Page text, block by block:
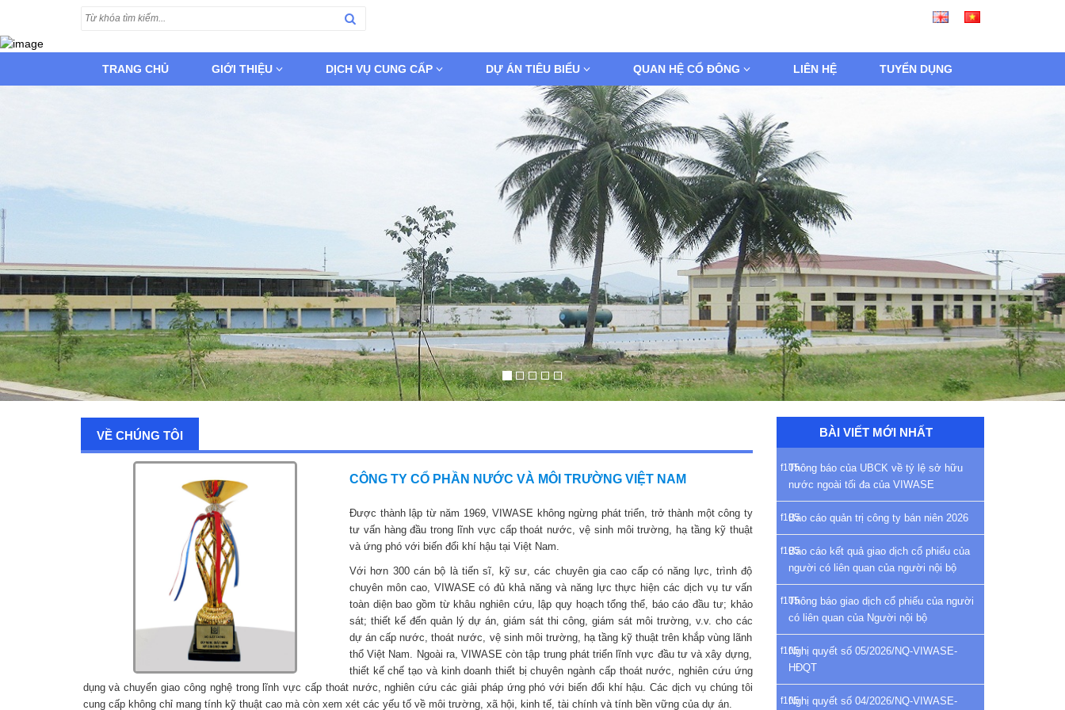
TRANG CHỦ GIỚI THIỆU DỊCH VỤ CUNG CẤP DỰ ÁN TIÊU BIỂU QUAN HỆ CỔ ĐÔNG LIÊN HỆ TUYỂN DỤNG
VỀ CHÚNG TÔI
CÔNG TY CỔ PHẦN NƯỚC VÀ MÔI TRƯỜNG VIỆT NAM
Được thành lập từ năm 1969, VIWASE không ngừng phát triển, trở thành một công ty
tư vấn hàng đầu trong lĩnh vực cấp thoát nước, vệ sinh môi trường, hạ tầng kỹ thuật
và ứng phó với biến đổi khí hậu tại Việt Nam.
Với hơn 300 cán bộ là tiến sĩ, kỹ sư, các chuyên gia cao cấp có năng lực, trình độ
chuyên môn cao, VIWASE có đủ khả năng và năng lực thực hiện các dịch vụ tư vấn
toàn diện bao gồm từ khâu nghiên cứu, lập quy hoạch tổng thể, báo cáo đầu tư; khảo
sát; thiết kế đến quản lý dự án, giám sát thi công, giám sát môi trường, v.v. cho các
dự án cấp nước, thoát nước, vệ sinh môi trường, hạ tầng kỹ thuật trên khắp vùng lãnh
thổ Việt Nam. Ngoài ra, VIWASE còn tập trung phát triển lĩnh vực đầu tư và xây dựng,
thiết kế chế tạo và kinh doanh thiết bị chuyên ngành cấp thoát nước, nghiên cứu ứng
dụng và chuyển giao công nghệ trong lĩnh vực cấp thoát nước, nghiên cứu các giải pháp ứng phó với biến đổi khí hậu. Các dịch vụ chúng tôi
cung cấp không chỉ mang tính kỹ thuật cao mà còn xem xét các yếu tố về môi trường, xã hội, kinh tế, tài chính và tính bền vững của dự án.
BÀI VIẾT MỚI NHẤT
Thông báo của UBCK về tỷ lệ sở hữu
nước ngoài tối đa của VIWASE
Báo cáo quản trị công ty bán niên 2026
Báo cáo kết quả giao dịch cổ phiếu của
người có liên quan của người nội bộ
Thông báo giao dịch cổ phiếu của người
có liên quan của Người nội bộ
Nghị quyết số 05/2026/NQ-VIWASE-
HĐQT
Nghị quyết số 04/2026/NQ-VIWASE-